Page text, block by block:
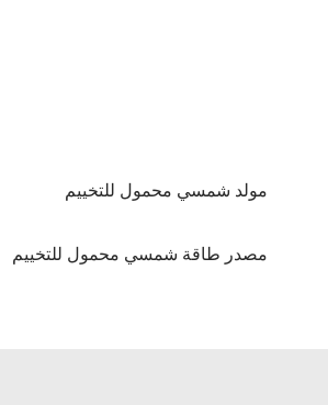
مولد شمسي محمول للتخييم
مصدر طاقة شمسي محمول للتخييم